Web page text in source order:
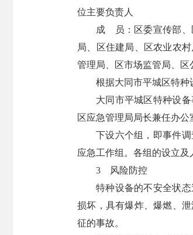
位主要负责人
成 员：区委宣传部、
局、区住建局、区农业农
管理局、区市场监管局、区
根据大同市平城区特种
大同市平城区特种设
区应急管理局局长兼任办公
下设六个组，即事件
应急工作组。各组的设立及
3 风险防控
特种设备的不安全状
损坏，具有爆炸、爆燃、
征的事故。